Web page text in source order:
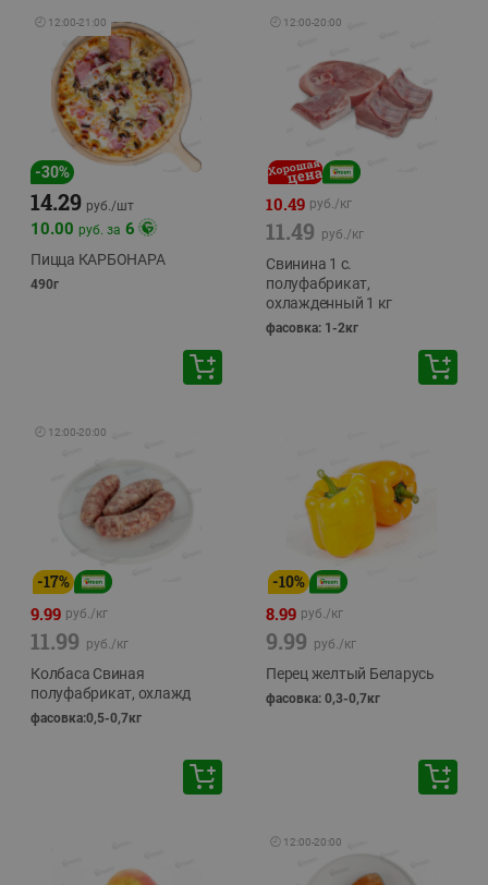
🕘 12:00-21:00
-30%
14.29 руб./шт
10.00 руб. за 6
Пицца КАРБОНАРА
490г
🕘 12:00-20:00
10.49 руб./кг
11.49 руб./кг
Свинина 1 с.
полуфабрикат,
охлажденный 1 кг
фасовка: 1-2кг
🕘 12:00-20:00
-17%
9.99 руб./кг
11.99 руб./кг
Колбаса Свиная
полуфабрикат, охлажд
фасовка:0,5-0,7кг
-10%
8.99 руб./кг
9.99 руб./кг
Перец желтый Беларусь
фасовка: 0,3-0,7кг
🕘 12:00-20:00